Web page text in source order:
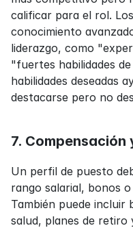
calificar para el rol.
conocimiento
liderazgo, como
"fuertes habilidades
habilidades deseadas
destacarse pero no
7. Compensación
Un perfil de puesto
rango salarial, bonos
También puede incluir
salud, planes de retiro